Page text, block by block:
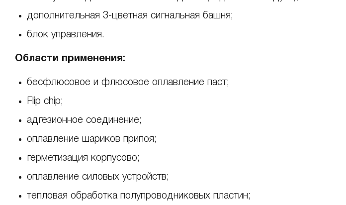
дополнительная 3-цветная сигнальная башня;
блок управления.
Области применения:
бесфлюсовое и флюсовое оплавление паст;
Flip chip;
адгезионное соединение;
оплавление шариков припоя;
герметизация корпусово;
оплавление силовых устройств;
тепловая обработка полупроводниковых пластин;